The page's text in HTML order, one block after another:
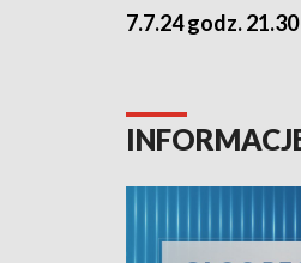
7.7.24 godz. 21.30